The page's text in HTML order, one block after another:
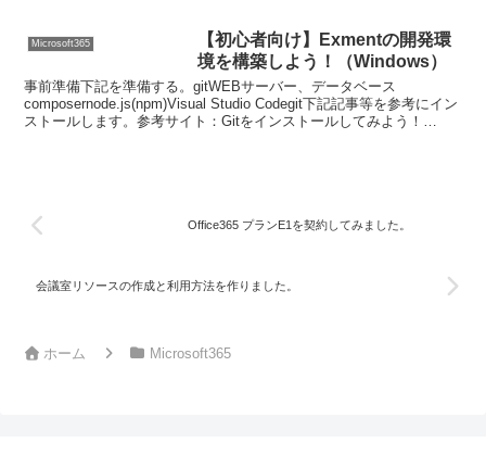
Microsoft365
【初心者向け】Exmentの開発環
境を構築しよう！（Windows）
事前準備下記を準備する。gitWEBサーバー、データベース
composernode.js(npm)Visual Studio Codegit下記記事等を参考にイン
ストールします。参考サイト：Gitをインストールしてみよう！
Office365 プランE1を契約してみました。
会議室リソースの作成と利用方法を作りました。
ホーム Microsoft365